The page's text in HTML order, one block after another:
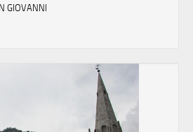
GIOVANNI